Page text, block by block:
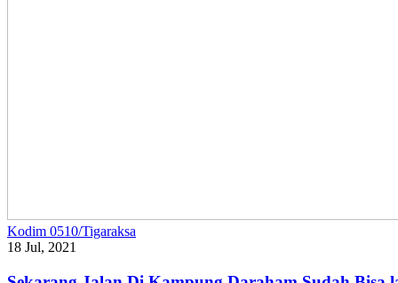
Kodim 0510/Tigaraksa
18 Jul, 2021